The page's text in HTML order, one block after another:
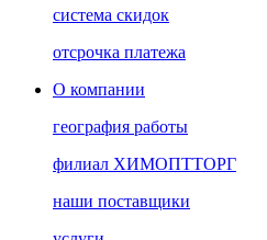
система скидок
отсрочка платежа
О компании
география работы
филиал ХИМОПТТОРГ
наши поставщики